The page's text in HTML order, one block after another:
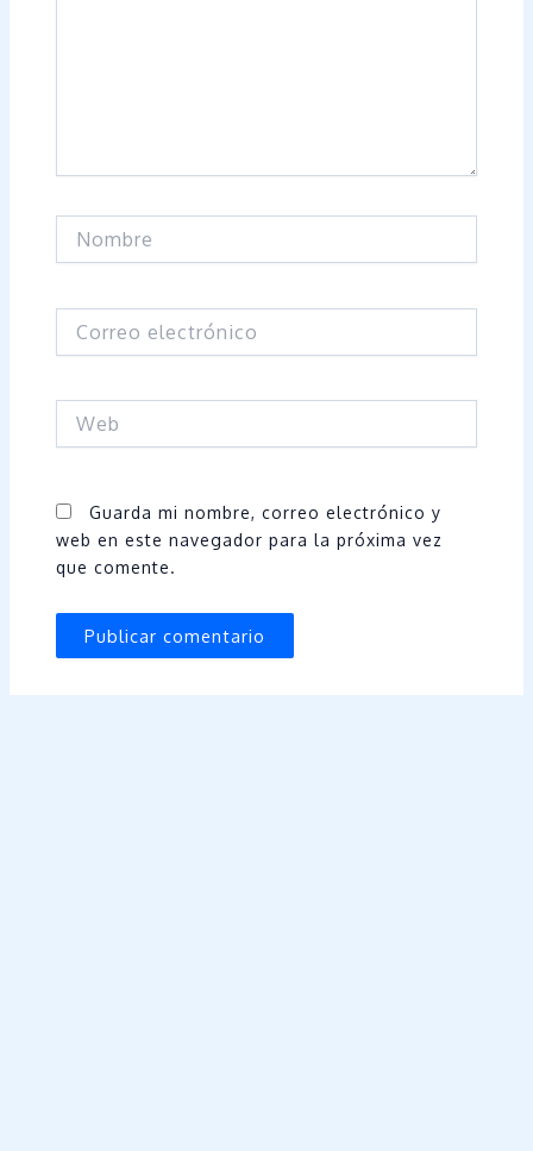
electrónico
Guarda mi nombre, correo electrónico y
web en este navegador para la próxima vez
que comente.